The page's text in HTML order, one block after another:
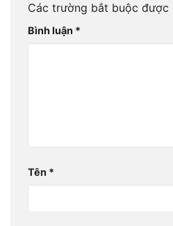
Các trường bắt buộc được
Bình luận *
Tên *